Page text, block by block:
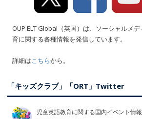
OUP ELT Global（英国）は、ソーシャルメ
育に関する各種情報を発信しています。
詳細はこちらから。
「キッズクラブ」「ORT」Twitter
児童英語教育に関する国内イベント情